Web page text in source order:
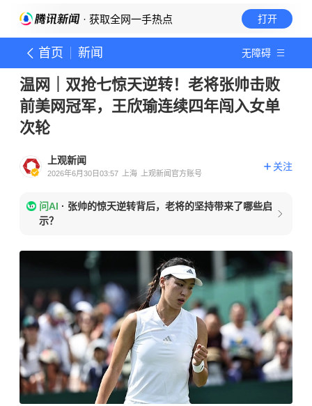
· 获取全网一手热点 打开
首页 新闻 无障碍
温网｜双抢七惊天逆转！老将张帅击败
前美网冠军，王欣瑜连续四年闯入女单
次轮
上观新闻
2026年6月30日03:57 上海 上观新闻官方账号
关注
问AI · 张帅的惊天逆转背后，老将的坚持带来了哪些启
示？